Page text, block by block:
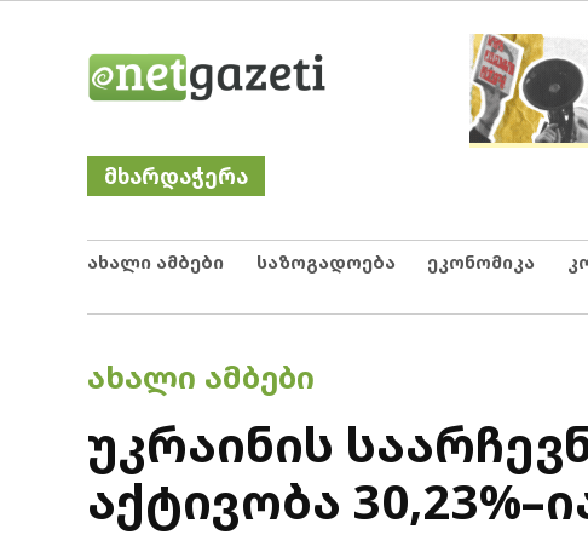
Netgazeti
მხარდაჭერა
ახალი ამბები საზოგადოება ეკონომიკა
POSTED
ᲐᲮᲐᲚᲘ ᲐᲛᲑᲔᲑᲘ
უკრაინის
აქტივობა